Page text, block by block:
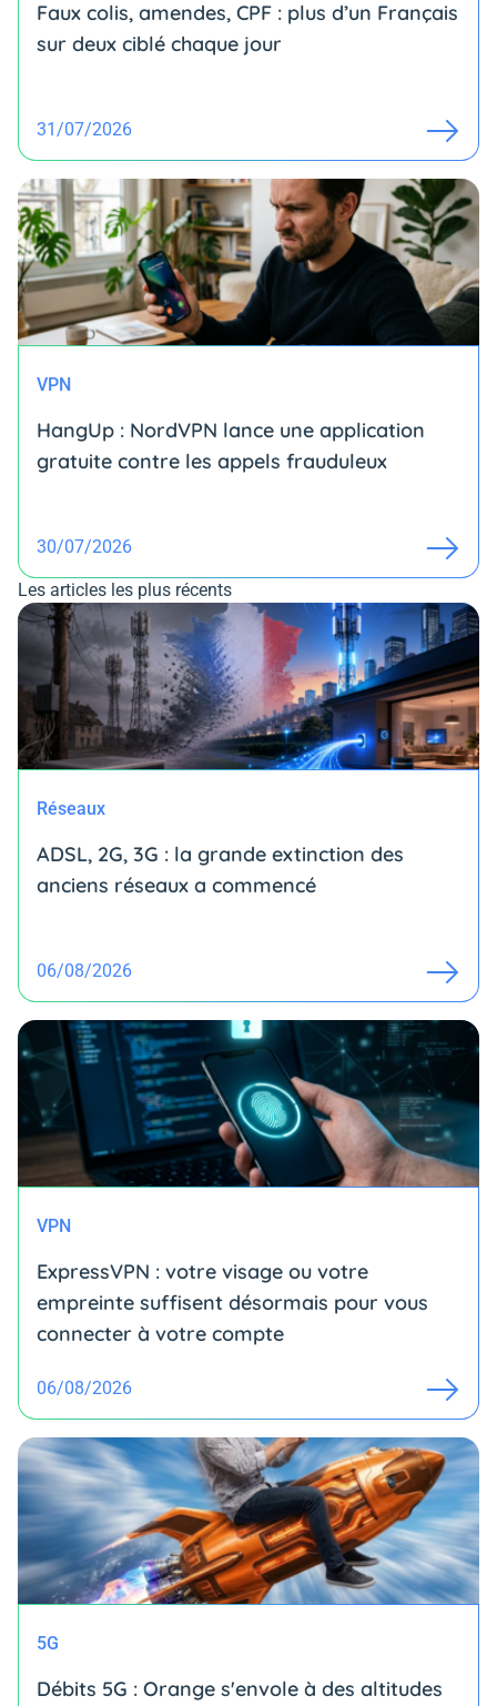
Faux colis, amendes, CPF : plus d’un Français
sur deux ciblé chaque jour
31/07/2026
VPN
HangUp : NordVPN lance une application
gratuite contre les appels frauduleux
30/07/2026
Les articles les plus récents
Réseaux
ADSL, 2G, 3G : la grande extinction des
anciens réseaux a commencé
06/08/2026
VPN
ExpressVPN : votre visage ou votre
empreinte suffisent désormais pour vous
connecter à votre compte
06/08/2026
5G
Débits 5G : Orange s'envole à des altitudes